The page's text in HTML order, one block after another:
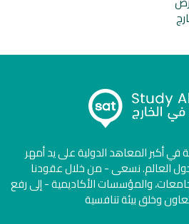
في أكبر المعاهد الدولية على يد أمهر
حول العالم. نسعى - من خلال عقودنا
والمؤسسات الأكاديمية - إلى رفع
وخلق بيئة تنافسية